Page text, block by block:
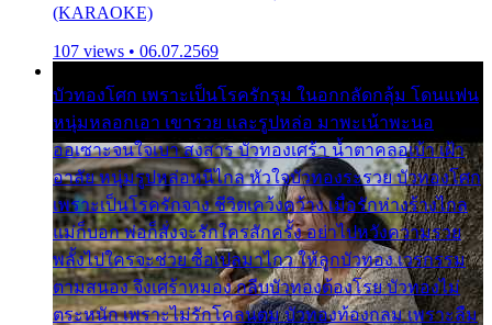
(KARAOKE)
107 views • 06.07.2569
บัวทองโศก เพราะเป็นโรครักรุม ในอกกลัดกลุ้ม โดนแฟน
หนุ่มหลอกเอา เขารวย และรูปหล่อ มาพะเน้าพะนอ
ออเซาะจนใจเบา สงสาร บัวทองเศร้า น้ำตาคลอเบ้า เฝ้า
อาลัย หนุ่มรูปหล่อหนีไกล หัวใจบัวทองระรวย บัวทองโศก
เพราะเป็นโรครักจาง ชีวิตเคว้งคว้าง เมื่อรักห่างร้างไกล
แม่ก็บอก พ่อก็สั่งจะรักใครสักครั้ง อย่าไปหวังความรวย
พลั้งไปใครจะช่วย ซื้อเปลมาไกว ให้ลูกบัวทอง เวรกรรม
ตามสนอง จึงเศร้าหมอง กลีบบัวทองต้องโรย บัวทองไม่
ตระหนัก เพราะไม่รักโคลนตม บัวทองท้องกลม เพราะลืม